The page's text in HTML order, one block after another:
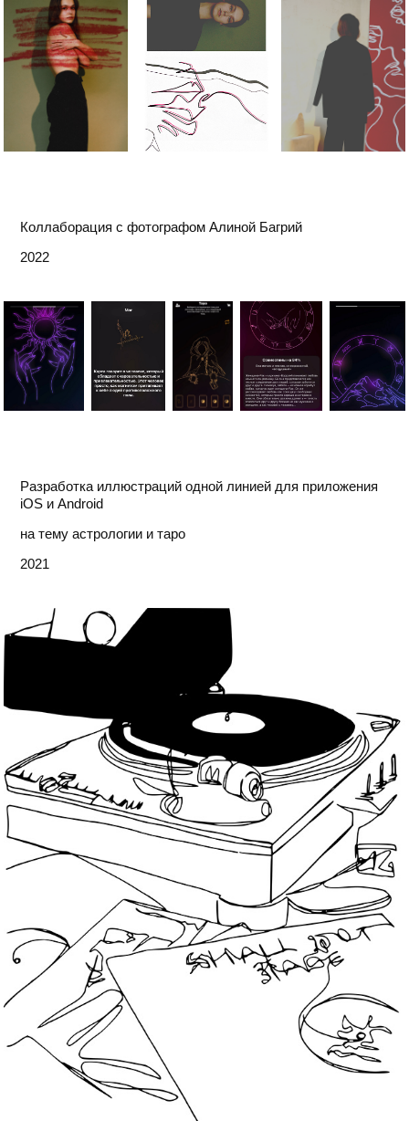
Коллаборация с фотографом Алиной Багрий
2022
Разработка иллюстраций одной линией для приложения
iOS и Android
на тему астрологии и таро
2021